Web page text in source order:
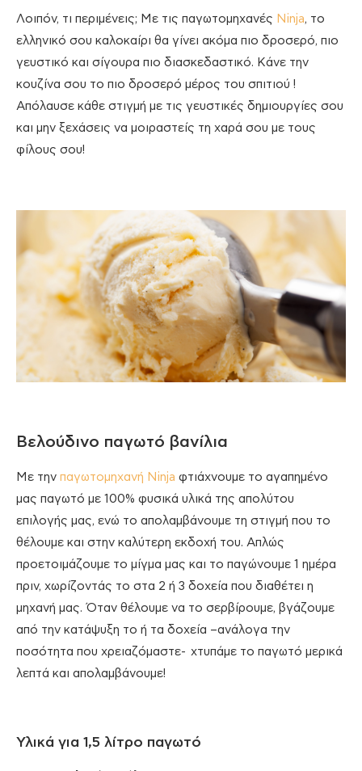
Λοιπόν, τι περιμένεις; Με τις παγωτομηχανές Ninja, το
ελληνικό σου καλοκαίρι θα γίνει ακόμα πιο δροσερό, πιο
γευστικό και σίγουρα πιο διασκεδαστικό. Κάνε την
κουζίνα σου το πιο δροσερό μέρος του σπιτιού !
Απόλαυσε κάθε στιγμή με τις γευστικές δημιουργίες σου
και μην ξεχάσεις να μοιραστείς τη χαρά σου με τους
φίλους σου!
Βελούδινο παγωτό βανίλια
Με την παγωτομηχανή Ninja φτιάχνουμε το αγαπημένο
μας παγωτό με 100% φυσικά υλικά της απολύτου
επιλογής μας, ενώ το απολαμβάνουμε τη στιγμή που το
θέλουμε και στην καλύτερη εκδοχή του. Απλώς
προετοιμάζουμε το μίγμα μας και το παγώνουμε 1 ημέρα
πριν, χωρίζοντάς το στα 2 ή 3 δοχεία που διαθέτει η
μηχανή μας. Όταν θέλουμε να το σερβίρουμε, βγάζουμε
από την κατάψυξη το ή τα δοχεία –ανάλογα την
ποσότητα που χρειαζόμαστε- χτυπάμε το παγωτό μερικά
λεπτά και απολαμβάνουμε!
Υλικά για 1,5 λίτρο παγωτό